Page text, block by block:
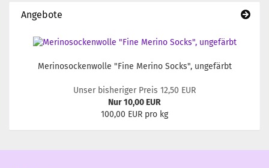
Angebote
Merinosockenwolle "Fine Merino Socks", ungefärbt
Unser bisheriger Preis 12,50 EUR
Nur 10,00 EUR
100,00 EUR pro kg